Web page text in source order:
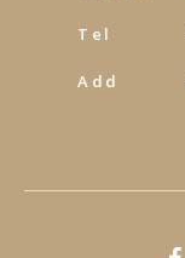
Tel
Add